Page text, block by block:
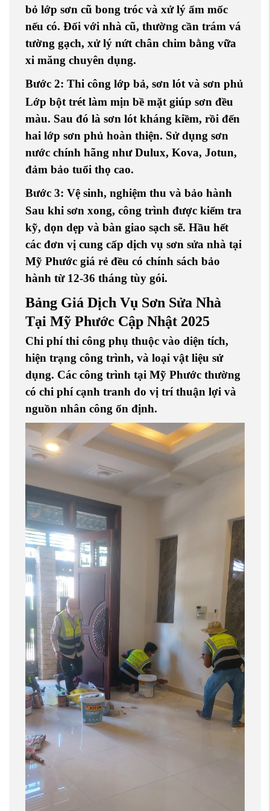
bỏ lớp sơn cũ bong tróc và xử lý ẩm mốc
nếu có. Đối với nhà cũ, thường cần trám vá
tường gạch, xử lý nứt chân chim bằng vữa
xi măng chuyên dụng.
Bước 2: Thi công lớp bả, sơn lót và sơn phủ
Lớp bột trét làm mịn bề mặt giúp sơn đều
màu. Sau đó là sơn lót kháng kiềm, rồi đến
hai lớp sơn phủ hoàn thiện. Sử dụng sơn
nước chính hãng nhưDulux, Kova, Jotun,
đảm bảo tuổi thọ cao.
Bước 3: Vệ sinh, nghiệm thu và bảo hành
Sau khi sơn xong, công trình được kiểm tra
kỹ, dọn dẹp và bàn giao sạch sẽ. Hầu hết
các đơn vị cung cấp dịch vụ sơn sửa nhà tại
Mỹ Phước giá rẻ đều có chính sách bảo
hành từ 12-36 tháng tùy gói.
Bảng Giá Dịch Vụ Sơn Sửa Nhà
Tại Mỹ Phước Cập Nhật 2025
Chi phí thi công phụ thuộc vào diện tích,
hiện trạng công trình, và loại vật liệu sử
dụng. Các công trình tại Mỹ Phước thường
có chi phí cạnh tranh do vị trí thuận lợi và
nguồn nhân công ổn định.